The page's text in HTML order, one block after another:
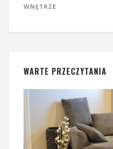
WNĘTRZE
WARTE PRZECZYTANIA